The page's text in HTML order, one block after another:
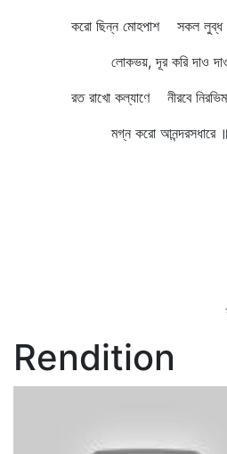
করো ছিন্ন মোহপাশ সকল লুব্ধ
লোকভয়, দূর করি দাও
রত রাখো কল্যাণে নীরবে
মগ্ন করো আনন্দরসধারে ॥
Rendition